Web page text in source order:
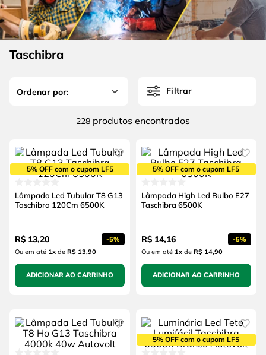
Taschibra
Filtrar
228 produtos
5% OFF com o cupom LF5
Lâmpada Led Tubular T8 G13
Taschibra 120Cm 6500K
R$ 13,20 -5%
Ou em até 1xde R$ 13,90
ADICIONAR AO CARRINHO
5% OFF com o cupom LF5
Lâmpada High Led Bulbo E27
Taschibra 6500K
R$ 14,16 -5%
Ou em até 1xde R$ 14,90
ADICIONAR AO CARRINHO
5% OFF com o cupom LF5
6º fio
7º chave impacto
8º disco corte
serra copo
4 º escada
5º serra circular
º
disco corte